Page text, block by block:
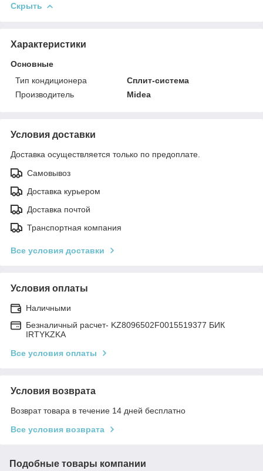
Скрыть
Характеристики
Основные
Тип кондиционера
Сплит-система
Производитель
Midea
Условия доставки
Доставка осуществляется только по предоплате.
Самовывоз
Доставка курьером
Доставка почтой
Транспортная компания
Все условия доставки
Условия оплаты
Наличными
Безналичный расчет- KZ8096502F0015519377 БИК
IRTYKZKA
Все условия оплаты
Условия возврата
Возврат товара в течение 14 дней бесплатно
Все условия возврата
Подобные товары компании